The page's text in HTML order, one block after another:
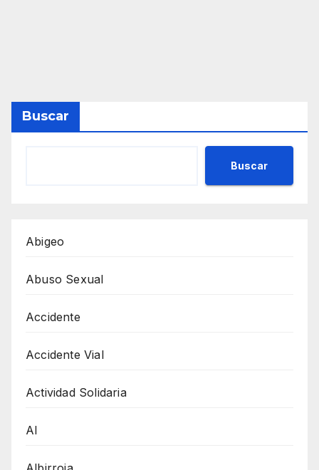
Buscar
Buscar
Abigeo
Abuso Sexual
Accidente
Accidente Vial
Actividad Solidaria
AI